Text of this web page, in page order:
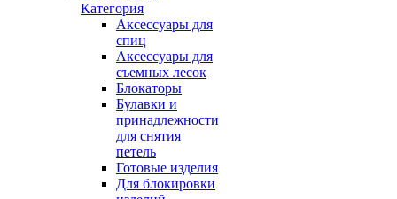
Категория
Аксессуары для
спиц
Аксессуары для
съемных лесок
Блокаторы
Булавки и
принадлежности
для снятия
петель
Готовые изделия
Для блокировки